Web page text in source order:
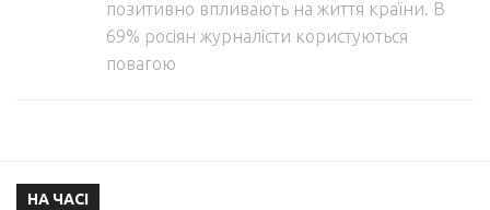
позитивно впливають на життя країни. В
69% росіян журналісти користуються
повагою
НА ЧАСІ